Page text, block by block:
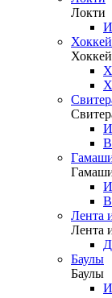
Локти
Лента
Лента
Баулы
Баулы